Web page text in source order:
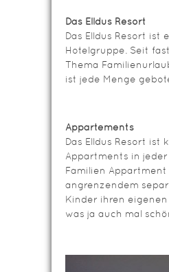
Das Elldus Resort
Das Elldus Resort ist
Hotelgruppe. Seit
Thema
ist jede Menge
Appartements
Das Elldus Resort ist
Appartments in
Familien
angrenzendem
Kinder ihren
was ja auch mal